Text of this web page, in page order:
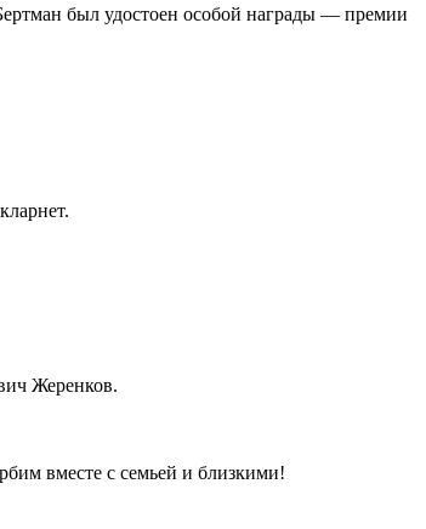
был удостоен особой награды — премии
Жеренков.
вместе с семьей и близкими!